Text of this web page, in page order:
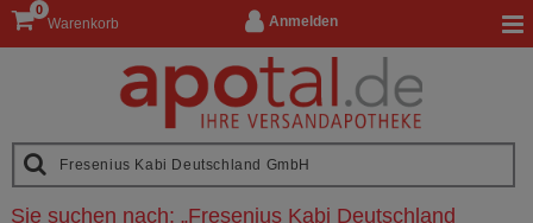
Anmelden
Warenkorb
0
Sie suchen nach: „Fresenius Kabi Deutschland